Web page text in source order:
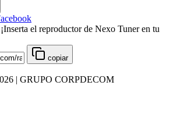
el reproductor de Nexo Tuner en tu
copiar
| GRUPO CORPDECOM